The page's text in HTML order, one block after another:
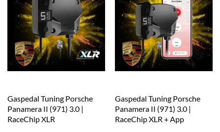
Gaspedal Tuning Porsche
Panamera II (971) 3.0 |
RaceChip XLR
Gaspedal Tuning Porsche
Panamera II (971) 3.0 |
RaceChip XLR + App